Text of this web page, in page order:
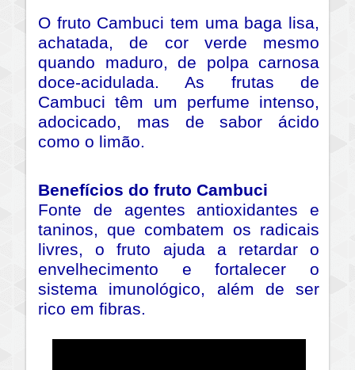
O fruto Cambuci tem uma baga lisa,
achatada, de cor verde mesmo
quando maduro, de polpa carnosa
doce-acidulada. As frutas de
Cambuci têm um perfume intenso,
adocicado, mas de sabor ácido
como o limão.
Benefícios do fruto Cambuci
Fonte de agentes antioxidantes e
taninos, que combatem os radicais
livres, o fruto ajuda a retardar o
envelhecimento e fortalecer o
sistema imunológico, além de ser
rico em fibras.